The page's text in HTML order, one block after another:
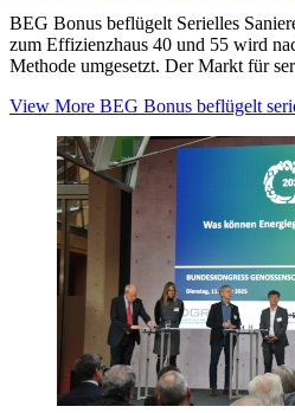
BEG Bonus beflügelt Serielles
zum Effizienzhaus 40 und 55 wird
Methode umgesetzt. Der Markt für
View More BEG Bonus beflügelt